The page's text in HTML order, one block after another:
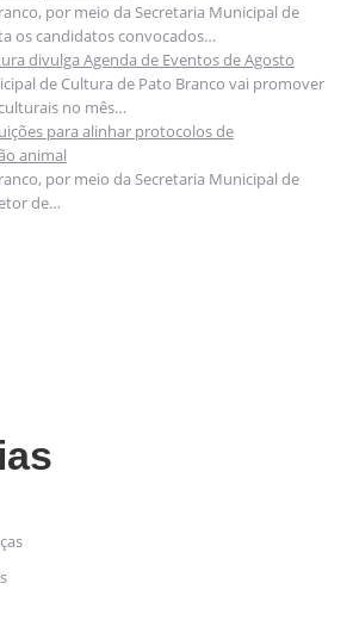
por meio da Secretaria Municipal de
os candidatos convocados…
divulga Agenda de Eventos de Agosto
de Cultura de Pato Branco vai promover
no mês…
para alinhar protocolos de
animal
por meio da Secretaria Municipal de
de…